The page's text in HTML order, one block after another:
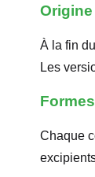
À la fin
Les
Chaque